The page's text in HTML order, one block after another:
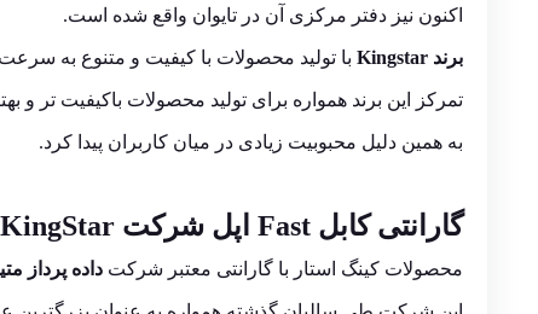
اکنون نیز دفتر مرکزی آن در تایوان واقع شده است.
برند Kingstar با تولید محصولات با کیفیت و متنوع به
تمرکز این برند همواره برای تولید محصولات باکیفیت تر و
به همین دلیل محبوبیت زیادی در میان کاربران پیدا کرد.
گارانتی کابل Fast اپل شرکت KingStar
محصولات کینگ استار با گارانتی معتبر شرکت داده پرداز